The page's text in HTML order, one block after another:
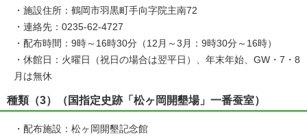
・施設住所：鶴岡市羽黒町手向字院主南72
・連絡先：0235-62-4727
・配布時間：9時～16時30分（12月～3月：9時30分～16時）
・休館日：火曜日（祝日の場合は翌平日）、年末年始、GW・7・8
月は無休
種類（3）（国指定史跡「松ヶ岡開墾場」一番蚕室）
・配布施設：松ヶ岡開墾記念館